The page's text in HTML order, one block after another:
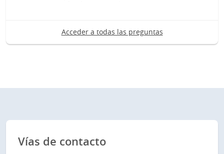
Acceder a todas las preguntas
Vías de contacto